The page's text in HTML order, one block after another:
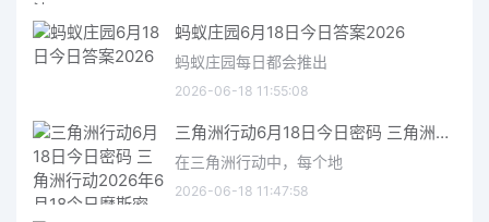
蚂蚁庄园6月18日今日答案2026
蚂蚁庄园每日都会推出
2026-06-18 11:55:08
三角洲行动6月18日今日密码 三角洲行动2026年6月18今日摩斯密码分享
在三角洲行动中，每个地
2026-06-18 11:47:58